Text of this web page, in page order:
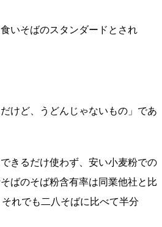
いそばのスタンダードとされ
けど、うどんじゃないもの」であ
きるだけ使わず、安い小麦粉での
ばのそば粉含有率は同業他社と比
れでも二八そばに比べて半分